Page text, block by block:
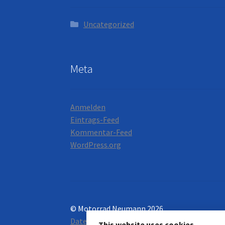
Uncategorized
Meta
Anmelden
Eintrags-Feed
Kommentar-Feed
WordPress.org
© Motorrad Neumann 2026
Datenschutzerklärung
Erstellt mit